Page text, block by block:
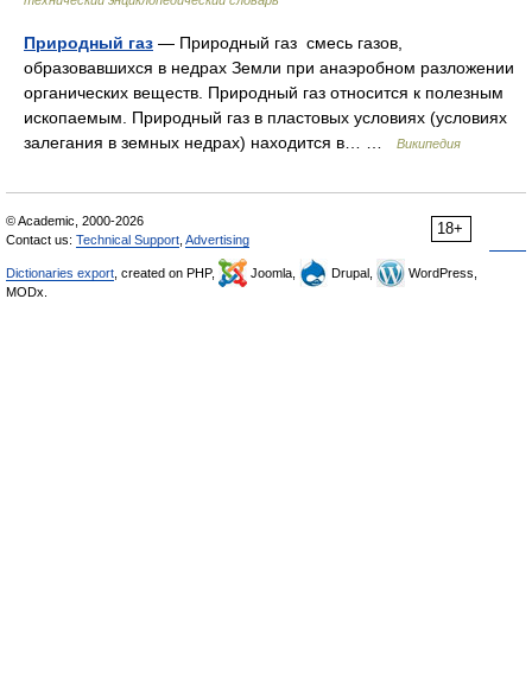
Природный газ — Природный газ смесь газов,
образовавшихся в недрах Земли при анаэробном разложении
органических веществ. Природный газ относится к полезным
ископаемым. Природный газ в пластовых условиях (условиях
залегания в земных недрах) находится в… …
Википедия
18+
© Academic, 2000-2026
Contact us: Technical Support Advertising
Dictionaries export , created on PHP, Joomla, Drupal,
WordPress,
MODx.